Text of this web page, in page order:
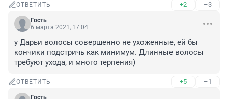
ОТВЕТИТЬ +2 –3
Гость
6 марта 2021, 17:04
у Дарьи волосы совершенно не ухоженные, ей бы
кончики подстричь как минимум. Длинные волосы
требуют ухода, и много терпения)
ОТВЕТИТЬ +5 –1
Гость